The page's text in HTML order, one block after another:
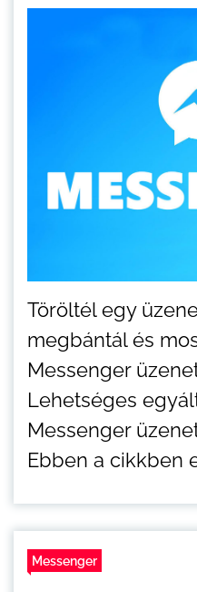
Töröltél egy
megbántál és
Messenger
Lehetséges
Messenger
Ebben a cikkben
Messenger